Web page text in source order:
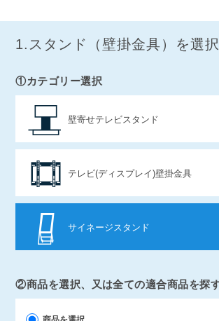
1.スタンド（壁掛金具）を選択
①カテゴリー選択
壁寄せテレビスタンド
テレビ(ディスプレイ)壁掛金具
サイネージスタンド
②商品を選択、又は全ての適合商品を探